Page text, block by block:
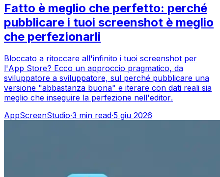
Fatto è meglio che perfetto: perché
pubblicare i tuoi screenshot è meglio
che perfezionarli
Bloccato a ritoccare all'infinito i tuoi screenshot per
l'App Store? Ecco un approccio pragmatico, da
sviluppatore a sviluppatore, sul perché pubblicare una
versione "abbastanza buona" e iterare con dati reali sia
meglio che inseguire la perfezione nell'editor.
AppScreenStudio·3 min read·5 giu 2026